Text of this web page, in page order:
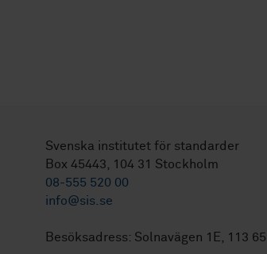
Svenska institutet för standarder
Box 45443, 104 31 Stockholm
08-555 520 00
info@sis.se
Besöksadress: Solnavägen 1E, 113